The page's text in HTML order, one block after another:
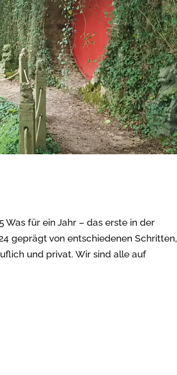
Was für ein Jahr – das erste in der
geprägt von entschiedenen Schritten,
und privat. Wir sind alle auf